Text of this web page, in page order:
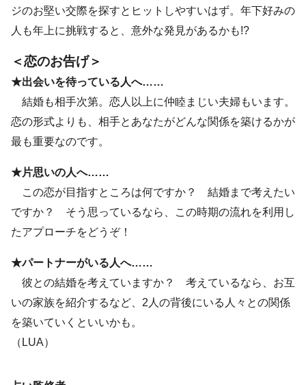
ジのお堅い交際を探すとヒットしやすいはず。年下好みの
人も年上に挑戦すると、意外な発見があるかも!?
＜恋のお告げ＞
★出会いを待っている人へ……
結婚も相手次第。恋人以上に仲睦まじい夫婦もいます。
恋の形式よりも、相手とあなたがどんな関係を築けるかが
最も重要なのです。
★片思いの人へ……
この恋が目指すところは何ですか？ 結婚まで考えたい
ですか？ そう思っているなら、この時期の流れを利用し
たアプローチをどうぞ！
★パートナーがいる人へ……
彼との結婚を考えていますか？ 考えているなら、お互
いの家族を紹介するなど、2人の背後にいる人々との関係
を築いていくといいかも。
（LUA）